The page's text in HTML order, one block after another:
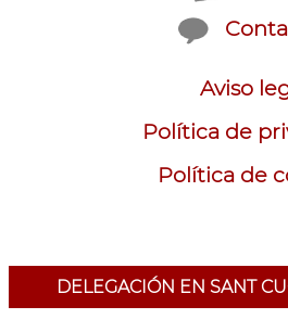
Aviso
Política de
Política de
DELEGACIÓN EN SANT